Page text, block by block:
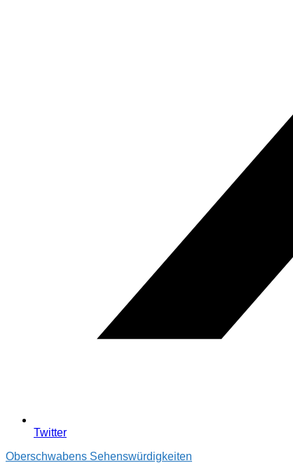
Twitter
Oberschwabens Sehenswürdigkeiten